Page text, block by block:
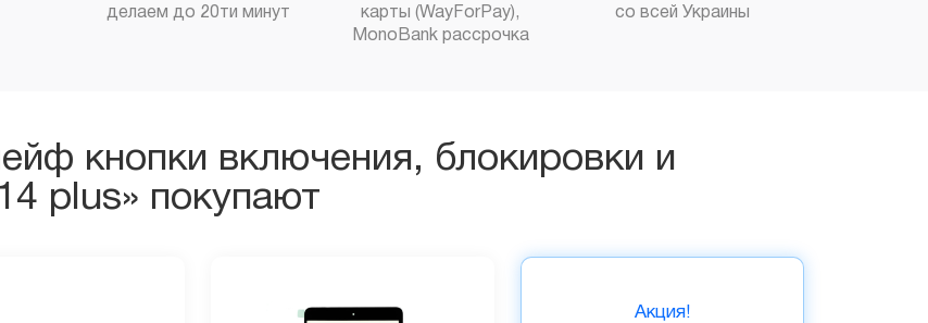
делаем до 20ти минут
карты (WayForPay),
MonoBank рассрочка
со всей Украины
кнопки включения, блокировки и
plus» покупают
Акция!